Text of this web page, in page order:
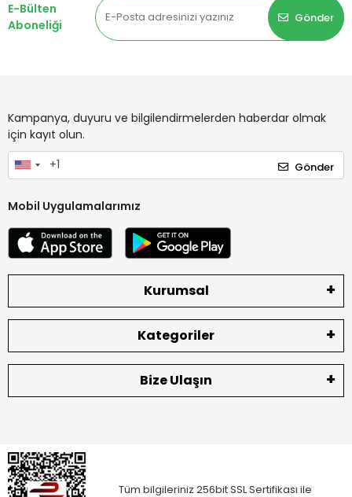
E-Bülten
Aboneliği
Gönder
Kampanya, duyuru ve bilgilendirmelerden haberdar olmak
için kayıt olun.
Gönder
Mobil Uygulamalarımız
Kurumsal
Kategoriler
Bize Ulaşın
Tüm bilgileriniz 256bit SSL Sertifikası ile